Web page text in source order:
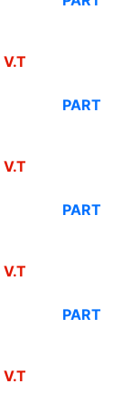
V.T
PART
V.T
PART
V.T
PART
V.T